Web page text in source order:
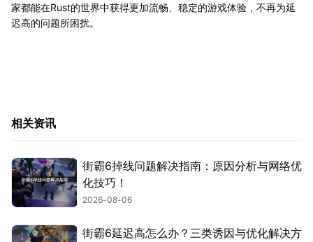
家都能在Rust的世界中获得更加流畅、稳定的游戏体验，不再为延
迟高的问题所困扰。
相关资讯
街霸6掉线问题解决指南：原因分析与网络优
化技巧！
2026-08-06
街霸6延迟高怎么办？三类诱因与优化解决方